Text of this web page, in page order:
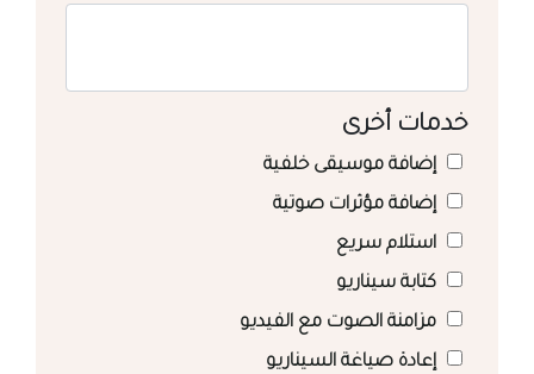
خدمات أخرى
إضافة موسيقى خلفية
إضافة مؤثرات صوتية
استلام سريع
كتابة سيناريو
مزامنة الصوت مع الفيديو
إعادة صياغة السيناريو